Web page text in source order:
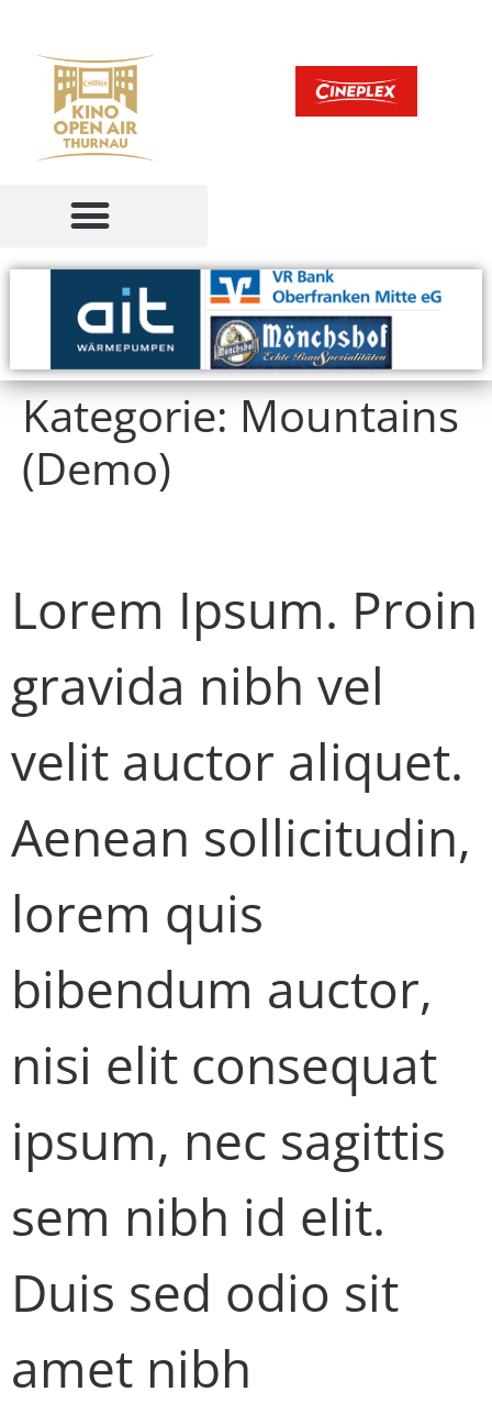
Kategorie: Mountains
(Demo)
Lorem Ipsum. Proin
gravida nibh vel
velit auctor aliquet.
Aenean sollicitudin,
lorem quis
bibendum auctor,
nisi elit consequat
ipsum, nec sagittis
sem nibh id elit.
Duis sed odio sit
amet nibh